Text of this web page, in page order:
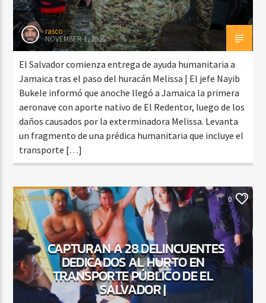
rasco
NOVEMBER 1, 2025
El Salvador comienza entrega de ayuda humanitaria a
Jamaica tras el paso del huracán Melissa | El jefe Nayib
Bukele informó que anoche llegó a Jamaica la primera
aeronave con aporte nativo de El Redentor, luego de los
daños causados ​​por la exterminadora Melissa. Levanta
un fragmento de una prédica humanitaria que incluye el
transporte […]
EL SALVADOR 0
CAPTURAN A 28 DELINCUENTES
DEDICADOS AL HURTO EN
TRANSPORTE PÚBLICO DE EL
SALVADOR |